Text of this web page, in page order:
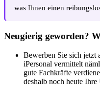
was Ihnen einen
Neugierig geworden?
Bewerben Sie sich jetzt
iPersonal vermittelt
gute Fachkräfte
deshalb noch heute Ihre